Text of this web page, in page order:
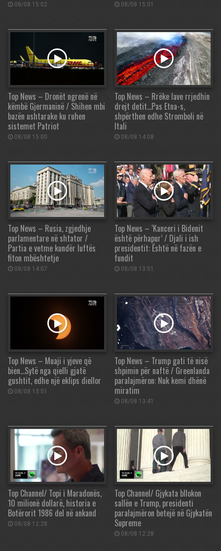
08/08 15:02 08/08 15:01
Top News – Dronët ngrenë në
këmbë Gjermaninë / Shihen mbi
bazën ushtarake ku ruhen
sistemet Patriot
08/08 15:00
Top News – Rrëke lave rrjedhin
drejt detit…Pas Etna-s,
shpërthen edhe Stromboli në
Itali
08/08 14:08
Top News – Rusia, zgjedhje
parlamentare në shtator /
Partia e vetme kundër luftës
fiton mbështetje
08/08 14:07
Top News – ‘Kanceri i Bidenit
është përhapur’ / Djali i ish
presidentit: Është në fazën e
fundit
08/08 13:51
Top News – Muaji i yjeve që
bien…Sytë nga qielli gjatë
gushtit, edhe një eklips diellor
08/08 13:51
Top News – Trump gati të nisë
shpimin për naftë / Greenlanda
paralajmëron: Nuk kemi dhënë
miratim
08/08 13:41
Top Channel/ Topi i Maradonës,
10 milionë dollarë, historia e
Botërorit 1986 del në ankand
08/08 12:28
Top Channel/ Gjykata bllokon
sallën e Trump, presidenti
paralajmëron betejë në Gjykatën
Supreme
08/08 12:28